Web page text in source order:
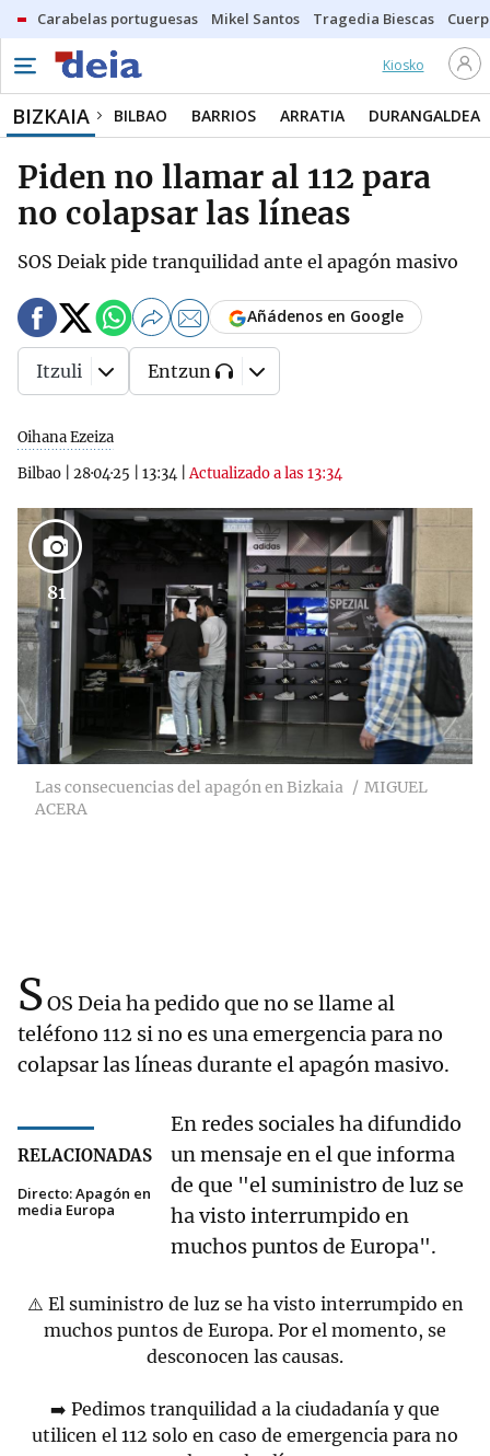
Carabelas portuguesas Mikel Santos Tragedia Biescas
Kiosko
BIZKAIA BILBAO BARRIOS ARRATIA DURANGALDEA
Piden no llamar al 112 para
no colapsar las líneas
SOS Deiak pide tranquilidad ante el apagón masivo
Oihana Ezeiza
Bilbao
28·04·25 13:34 |Actualizado a las 13:34
Añádenos en Google
Itzuli Entzun
81
Las consecuencias del apagón en Bizkaia
MIGUEL
ACERA
SOS Deia ha pedido que no se llame al
teléfono 112 si no es una emergencia para no
colapsar las líneas durante el apagón masivo.
RELACIONADAS
Directo: Apagón en
media Europa
En redes sociales ha difundido
un mensaje en el que informa
de que "el suministro de luz se
ha visto interrumpido en
muchos puntos de Europa".
⚠️ El suministro de luz se ha visto interrumpido en
muchos puntos de Europa. Por el momento, se
desconocen las causas.
➡️ Pedimos tranquilidad a la ciudadanía y que
utilicen el 112 solo en caso de emergencia para no